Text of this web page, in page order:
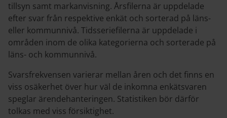
tillsyn samt markanvisning. Årsfilerna är uppdelade
efter svar från respektive enkät och sorterad på läns-
eller kommunnivå. Tidsseriefilerna är uppdelade i
områden inom de olika kategorierna och sorterade på
läns- och kommunnivå.
Svarsfrekvensen varierar mellan åren och det finns en
viss osäkerhet över hur väl de inkomna enkätsvaren
speglar ärendehanteringen. Statistiken bör därför
tolkas med viss försiktighet.